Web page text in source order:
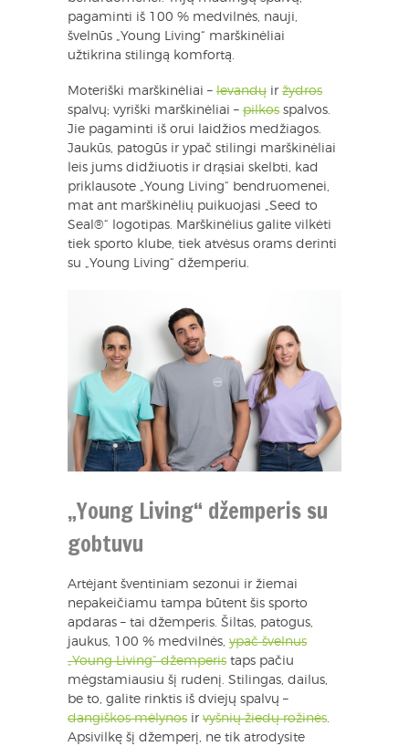
pagaminti iš 100 % medvilnės, nauji,
švelnūs „Young Living“ marškinėliai
užtikrina stilingą komfortą.
Moteriški marškinėliai – levandų ir žydros
spalvų; vyriški marškinėliai – pilkos spalvos.
Jie pagaminti iš orui laidžios medžiagos.
Jaukūs, patogūs ir ypač stilingi marškinėliai
leis jums didžiuotis ir drąsiai skelbti, kad
priklausote „Young Living“ bendruomenei,
mat ant marškinėlių puikuojasi „Seed to
Seal®“ logotipas. Marškinėlius galite vilkėti
tiek sporto klube, tiek atvėsus orams derinti
su „Young Living“ džemperiu.
„Young Living“ džemperis su
gobtuvu
Artėjant šventiniam sezonui ir žiemai
nepakeičiamu tampa būtent šis sporto
apdaras – tai džemperis. Šiltas, patogus,
jaukus, 100 % medvilnės, ypač švelnus
„Young Living“ džemperis taps pačiu
mėgstamiausiu šį rudenį. Stilingas, dailus,
be to, galite rinktis iš dviejų spalvų –
dangiškos mėlynos ir vyšnių žiedų rožinės.
Apsivilkę šį džemperį, ne tik atrodysite